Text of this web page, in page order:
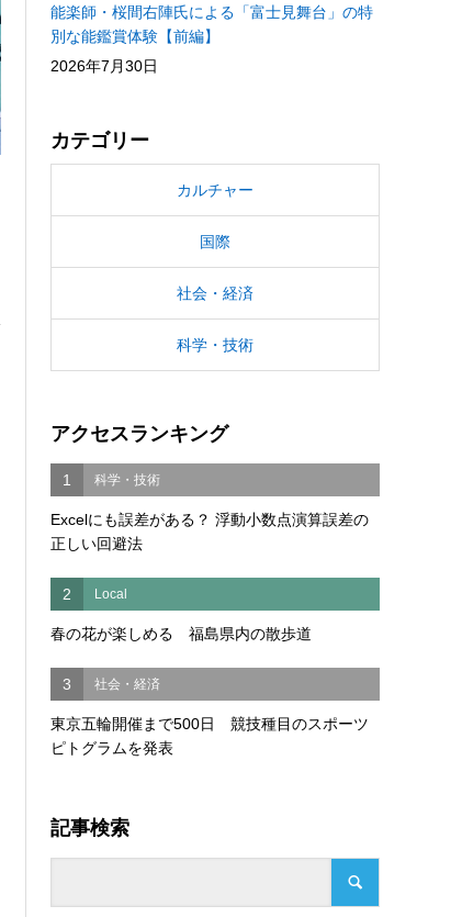
能楽師・桜間右陣氏による「富士見舞台」の特
別な能鑑賞体験【前編】
2026年7月30日
カテゴリー
カルチャー
国際
社会・経済
科学・技術
アクセスランキング
1 科学・技術
Excelにも誤差がある？ 浮動小数点演算誤差の
正しい回避法
2 Local
春の花が楽しめる 福島県内の散歩道
3 社会・経済
東京五輪開催まで500日 競技種目のスポーツ
ピトグラムを発表
記事検索